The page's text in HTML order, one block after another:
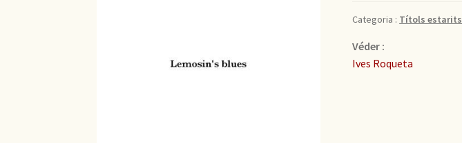
Categoria : Títols estarits
Véder :
Ives Roqueta